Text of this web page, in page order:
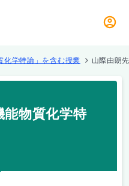
化学特論」を含む授業 山際由朗
能物質化学特